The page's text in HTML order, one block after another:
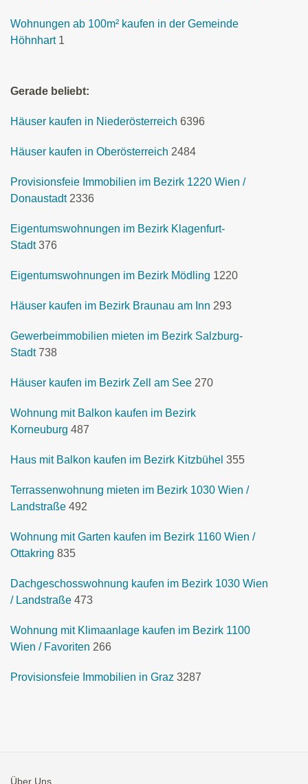
Wohnungen ab 100m² kaufen in der Gemeinde
Höhnhart 1
Gerade beliebt:
Häuser kaufen in Niederösterreich 6396
Häuser kaufen in Oberösterreich 2484
Provisionsfeie Immobilien im Bezirk 1220 Wien /
Donaustadt 2336
Eigentumswohnungen im Bezirk Klagenfurt-
Stadt 376
Eigentumswohnungen im Bezirk Mödling 1220
Häuser kaufen im Bezirk Braunau am Inn 293
Gewerbeimmobilien mieten im Bezirk Salzburg-
Stadt 738
Häuser kaufen im Bezirk Zell am See 270
Wohnung mit Balkon kaufen im Bezirk
Korneuburg 487
Haus mit Balkon kaufen im Bezirk Kitzbühel 355
Terrassenwohnung mieten im Bezirk 1030 Wien /
Landstraße 492
Wohnung mit Garten kaufen im Bezirk 1160 Wien /
Ottakring 835
Dachgeschosswohnung kaufen im Bezirk 1030 Wien
/ Landstraße 473
Wohnung mit Klimaanlage kaufen im Bezirk 1100
Wien / Favoriten 266
Provisionsfeie Immobilien in Graz 3287
Über Uns